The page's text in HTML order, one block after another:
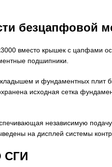
безцапфовой
вместо крышек с цапфами
подшипники.
и фундаментных плит
исходная сетка
независимую
на дисплей системы
СГИ